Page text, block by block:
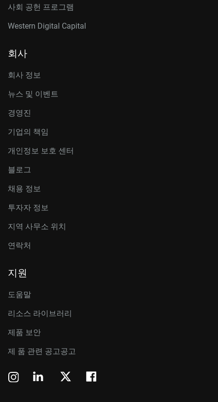
사회 공헌 프로그램
Western Digital Capital
회사
회사 정보
뉴스 및 이벤트
경영진
기업의 책임
개인정보 보호 센터
블로그
채용 정보
투자자 정보
지역 사무소 위치
연락처
지원
도움말
리소스 라이브러리
제품 보안
제 품 관련 공고공고